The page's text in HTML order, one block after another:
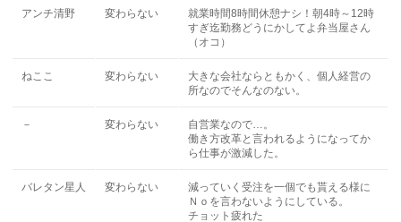
アンチ清野 変わらない
就業時間8時間休憩ナシ！朝4時～12時
すぎ迄勤務どうにかしてよ弁当屋さん
（オコ）
ねここ 変わらない
大きな会社ならともかく、個人経営の
所なのでそんなのない。
－ 変わらない
自営業なので…。
働き方改革と言われるようになってか
ら仕事が激減した。
バレタン星人 変わらない
減っていく受注を一個でも貰える様に
Ｎｏを言わないようにしている。
チョット疲れた